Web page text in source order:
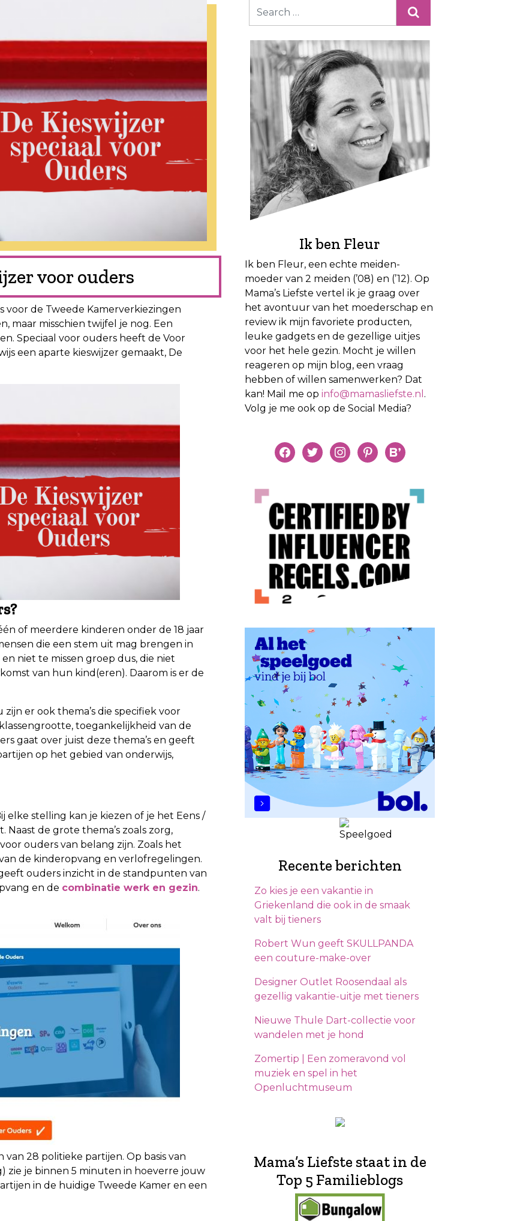
voor ouders
voor de Tweede Kamerverkiezingen
maar misschien twijfel je nog. Een
Speciaal voor ouders heeft de Voor
een aparte kieswijzer gemaakt, De
of meerdere kinderen onder de 18 jaar
die een stem uit mag brengen in
niet te missen groep dus, die niet
van hun kind(eren). Daarom is er de
er ook thema’s die specifiek voor
toegankelijkheid van de
gaat over juist deze thema’s en geeft
op het gebied van onderwijs,
elke stelling kan je kiezen of je het Eens /
de grote thema’s zoals zorg,
ouders van belang zijn. Zoals het
de kinderopvang en verlofregelingen.
ouders inzicht in de standpunten van
en de combinatie werk en gezin.
van 28 politieke partijen. Op basis van
zie je binnen 5 minuten in hoeverre jouw
in de huidige Tweede Kamer en een
Ik ben Fleur
Ik ben Fleur, een echte meiden-
moeder van 2 meiden (’08) en (’12). Op
Mama’s Liefste vertel ik je graag over
het avontuur van het moederschap en
review ik mijn favoriete producten,
leuke gadgets en de gezellige uitjes
voor het hele gezin. Mocht je willen
reageren op mijn blog, een vraag
hebben of willen samenwerken? Dat
kan! Mail me op info@mamasliefste.nl .
Volg je me ook op de Social Media?
facebooktwitterinstagrampinterestbloglovin
Recente berichten
Zo kies je een vakantie in
Griekenland die ook in de smaak
valt bij tieners
Robert Wun geeft SKULLPANDA
een couture-make-over
Designer Outlet Roosendaal als
gezellig vakantie-uitje met tieners
Nieuwe Thule Dart-collectie voor
wandelen met je hond
Zomertip | Een zomeravond vol
muziek en spel in het
Openluchtmuseum
Mama’s Liefste staat in de
Top 5 Familieblogs